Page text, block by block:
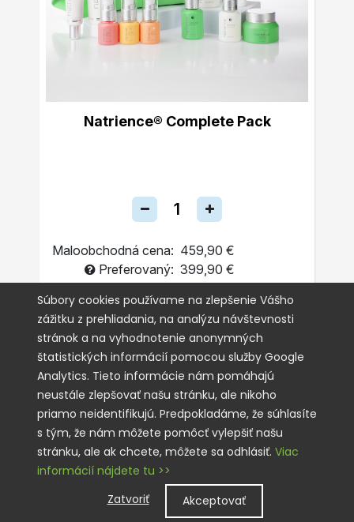
Natrience® Complete Pack
Maloobchodná cena: 459,90 €
Preferovaný: 399,90 €
Jednorazovo
Automatická Objednávka
PRIDAŤ DO KOŠÍKA
Súbory cookies používame na zlepšenie Vášho
zážitku z prehliadania, na analýzu návštevnosti
stránok a na vyhodnotenie anonymných
štatistických informácií pomocou služby Google
Analytics. Tieto informácie nám pomáhajú
neustále zlepšovať našu stránku, ale nikoho
priamo neidentifikujú. Predpokladáme, že súhlasíte
s tým, že nám môžete pomôcť vylepšiť našu
stránku, ale ak chcete, môžete sa odhlásiť. Viac
informácií nájdete tu >>
Zatvoriť
Akceptovať